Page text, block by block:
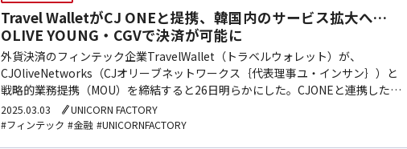
Travel WalletがCJ ONEと提携、韓国内のサービス拡大へ…
OLIVE YOUNG・CGVで決済が可能に
外貨決済のフィンテック企業TravelWallet（トラベルウォレット）が、
CJOliveNetworks（CJオリーブネットワークス｛代表理事ユ・インサン｝）と
戦略的業務提携（MOU）を締結すると26日明らかにした。CJONEと連携した簡
単決済サービスを導入し、韓国内外の利用者を対象に韓国…
2025.03.03
UNICORN FACTORY
#フィンテック #金融 #UNICORNFACTORY